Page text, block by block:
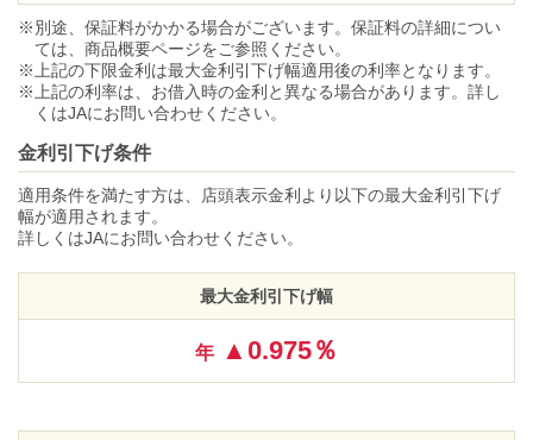
別途、保証料がかかる場合がございます。保証料の詳細につい
ては、商品概要ページをご参照ください。
上記の下限金利は最大金利引下げ幅適用後の利率となります。
上記の利率は、お借入時の金利と異なる場合があります。詳し
くはJAにお問い合わせください。
金利引下げ条件
適用条件を満たす方は、店頭表示金利より以下の最大金利引下げ
幅が適用されます。
詳しくはJAにお問い合わせください。
最大金利引下げ幅
年 ▲0.975％